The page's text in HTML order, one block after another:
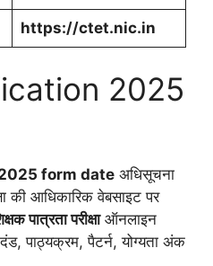
https://ctet.nic.in
2025
2025 form date अधिसूचना
की आधिकारिक वेबसाइट पर
पात्रता परीक्षाऑनलाइन
पाठ्यक्रम, पैटर्न, योग्यता अंक